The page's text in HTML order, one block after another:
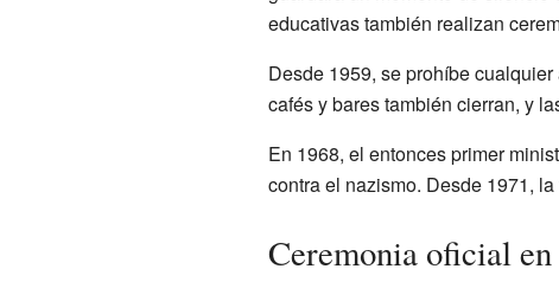
educativas también realizan
Desde 1959, se prohíbe
cafés y bares también cierran, y
En 1968, el entonces primer
contra el nazismo. Desde 1971,
Ceremonia oficial